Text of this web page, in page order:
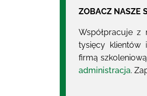
ZOBACZ NASZE
Współpracuje z
tysięcy klientów
firmą
administracja.